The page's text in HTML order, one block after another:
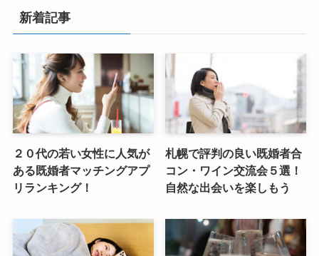
新着記事
２０代の若い女性に人気が
ある既婚者マッチングアプ
リランキング！
札幌で評判の良い既婚者合
コン・ワイン交流会５選！
自然な出会いを楽しもう